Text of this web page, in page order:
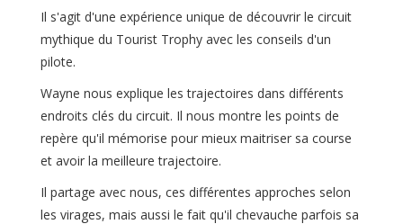
Il s'agit d'une expérience unique de découvrir le circuit
mythique du Tourist Trophy avec les conseils d'un
pilote.
Wayne nous explique les trajectoires dans différents
endroits clés du circuit. Il nous montre les points de
repère qu'il mémorise pour mieux maitriser sa course
et avoir la meilleure trajectoire.
Il partage avec nous, ces différentes approches selon
les virages, mais aussi le fait qu'il chevauche parfois sa